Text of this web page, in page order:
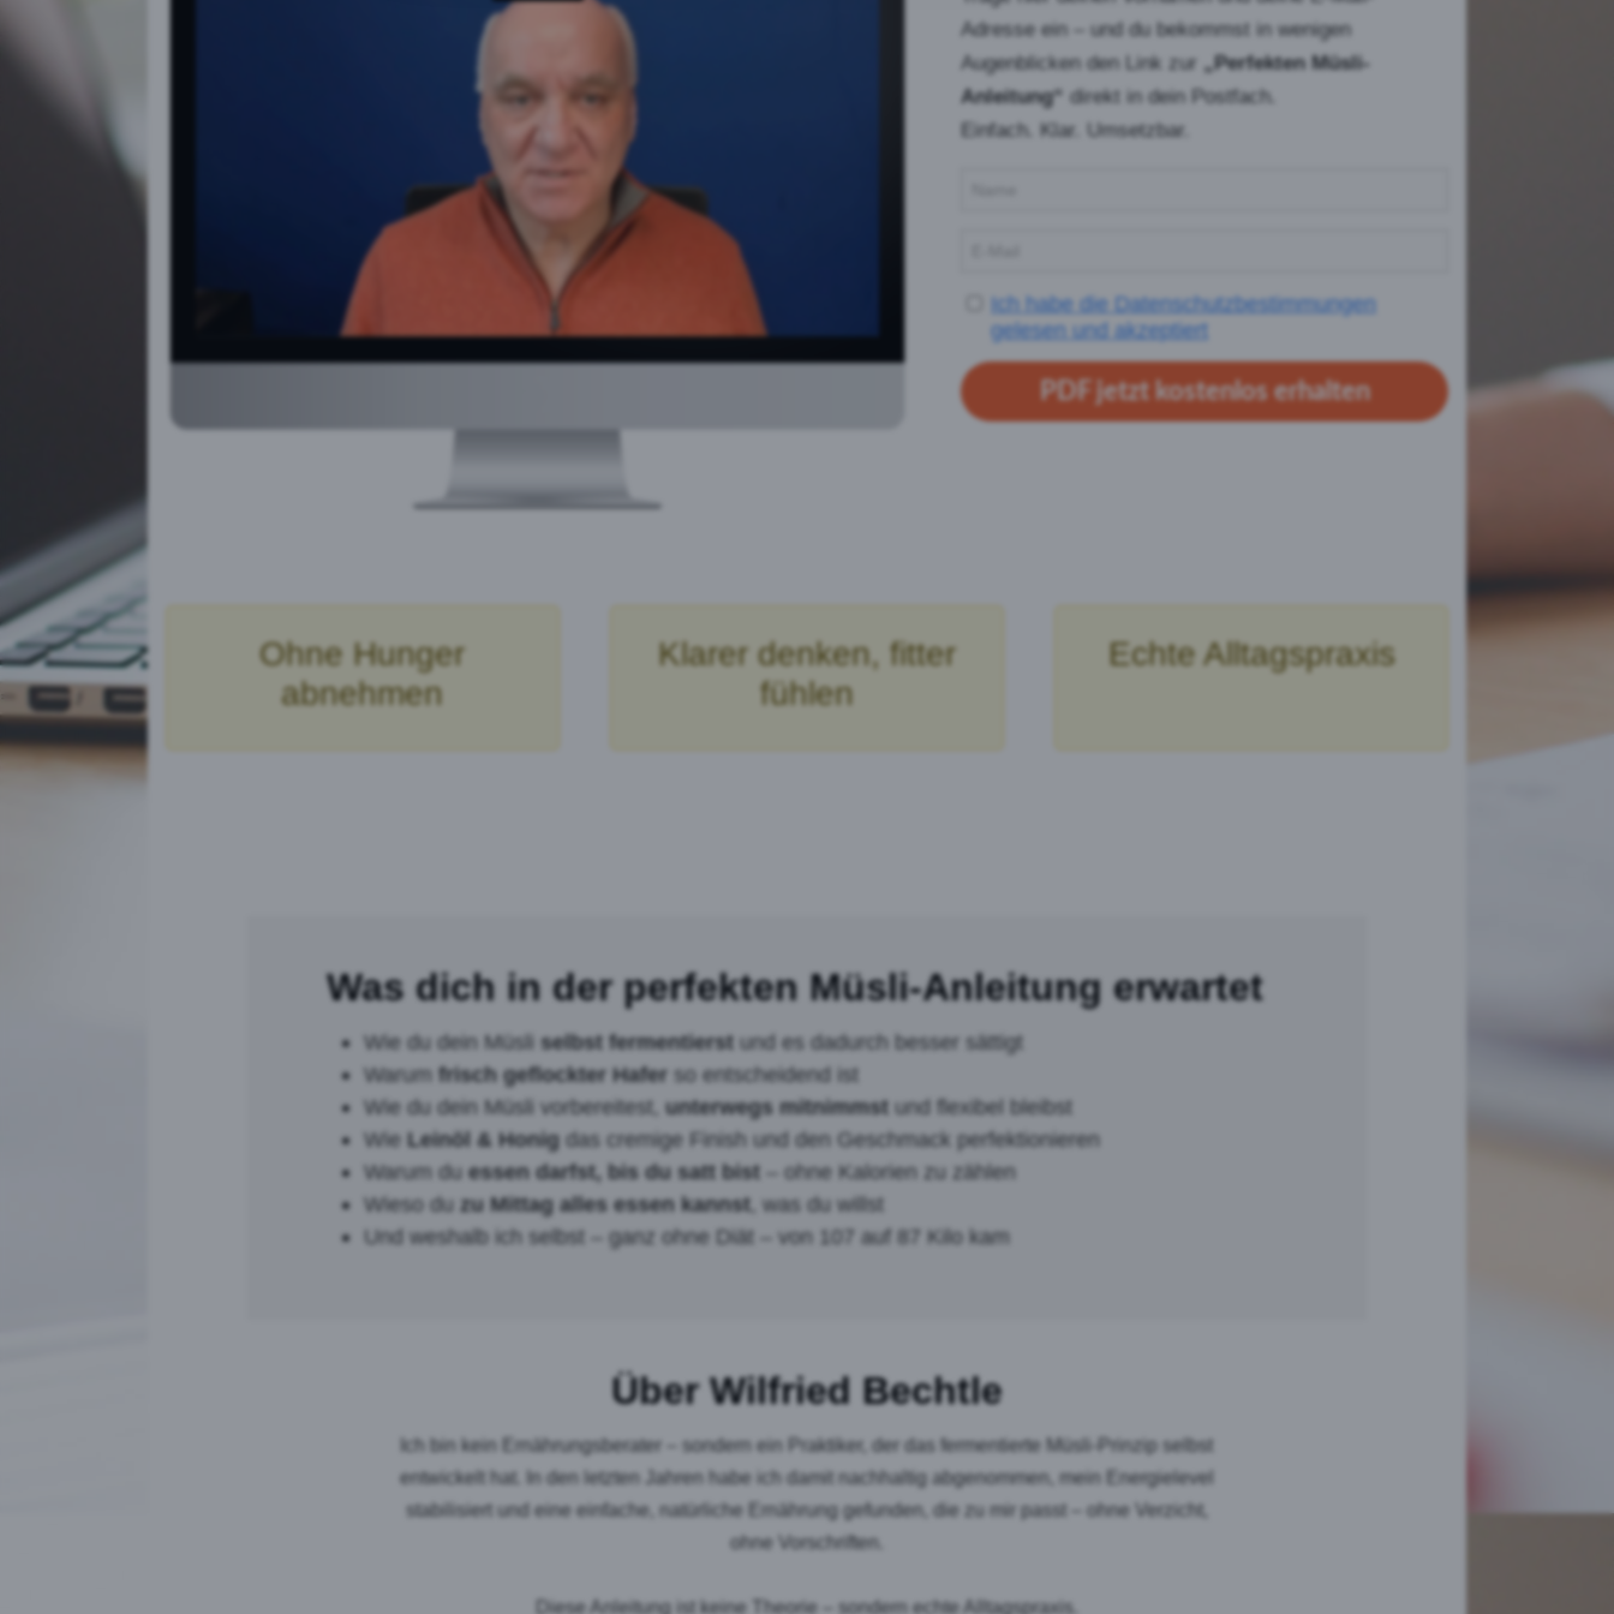
Adresse ein – und du bekommst in wenigen
Augenblicken den Link zur „Perfekten Müsli-
Anleitung“ direkt in dein Postfach.
Einfach. Klar. Umsetzbar.
Ich habe die Datenschutzbestimmungen
gelesen und akzeptiert
PDF jetzt kostenlos erhalten
Ohne Hunger
abnehmen
Klarer denken, fitter
fühlen
Echte Alltagspraxis
Was dich in der perfekten Müsli-Anleitung erwartet
Wie du dein Müsli selbst fermentierst und es dadurch besser sättigt
Warum frisch geflockter Hafer so entscheidend ist
Wie du dein Müsli vorbereitest, unterwegs mitnimmst und flexibel bleibst
Wie Leinöl & Honigdas cremige Finish und den Geschmack perfektionieren
Warum du essen darfst, bis du satt bist – ohne Kalorien zu zählen
Wieso du zu Mittag alles essen kannst, was du willst
Und weshalb ich selbst – ganz ohne Diät – von 107 auf 87 Kilo kam
Über Wilfried Bechtle
Ich bin kein Ernährungsberater – sondern ein Praktiker, der das fermentierte Müsli-Prinzip selbst
entwickelt hat. In den letzten Jahren habe ich damit nachhaltig abgenommen, mein Energielevel
stabilisiert und eine einfache, natürliche Ernährung gefunden, die zu mir passt – ohne Verzicht,
ohne Vorschriften.
Diese Anleitung ist keine Theorie – sondern echte Alltagspraxis.